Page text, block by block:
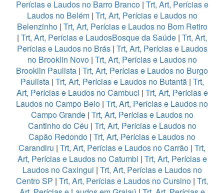
Perícias e Laudos no Barro Branco| Trt, Art, Perícias e
Laudos no Belém| Trt, Art, Perícias e Laudos no
Belenzinho| Trt, Art, Perícias e Laudos no Bom Retiro
| Trt, Art, Perícias e LaudosBosque da Saúde | Trt, Art,
Perícias e Laudos no Brás| Trt, Art, Perícias e Laudos
no Brooklin Novo| Trt, Art, Perícias e Laudos no
Brooklin Paulista | Trt, Art, Perícias e Laudos no Burgo
Paulista| Trt, Art, Perícias e Laudos no Butantã| Trt,
Art, Perícias e Laudos no Cambuci | Trt, Art, Perícias e
Laudos no Campo Belo | Trt, Art, Perícias e Laudos no
Campo Grande| Trt, Art, Perícias e Laudos no
Cantinho do Céu | Trt, Art, Perícias e Laudos no
Capão Redondo | Trt, Art, Perícias e Laudos no
Carandiru | Trt, Art, Perícias e Laudos no Carrão | Trt,
Art, Perícias e Laudos no Catumbi | Trt, Art, Perícias e
Laudos no Caxingui | Trt, Art, Perícias e Laudos no
Centro SP | Trt, Art, Perícias e Laudos no Cursino | Trt,